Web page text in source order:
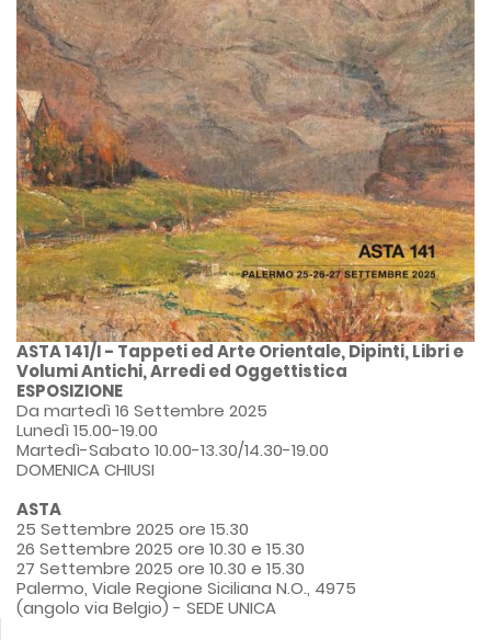
ASTA 141/I - Tappeti ed Arte Orientale, Dipinti, Libri e
Volumi Antichi, Arredi ed Oggettistica
ESPOSIZIONE
Da martedì 16 Settembre 2025
Lunedì 15.00-19.00
Martedì-Sabato 10.00-13.30/14.30-19.00
DOMENICA CHIUSI
ASTA
25 Settembre 2025 ore 15.30
26 Settembre 2025 ore 10.30 e 15.30
27 Settembre 2025 ore 10.30 e 15.30
Palermo, Viale Regione Siciliana N.O., 4975
(angolo via Belgio) - SEDE UNICA